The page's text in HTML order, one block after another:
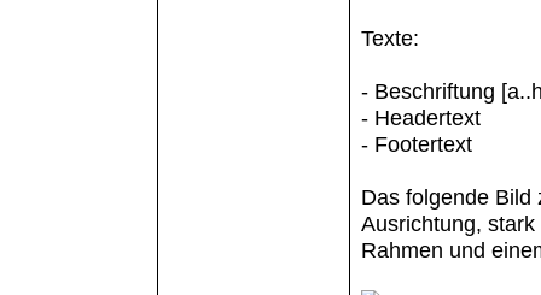
Texte:
- Beschriftung
- Headertext
- Footertext
Das folgende Bild
Ausrichtung,
Rahmen und